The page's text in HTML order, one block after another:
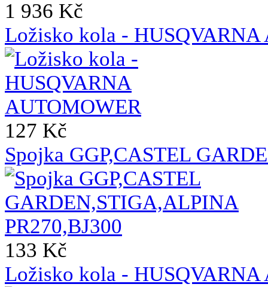
1 936 Kč
Ložisko kola - HUSQVARNA
127 Kč
Spojka GGP,CASTEL
133 Kč
Ložisko kola - HUSQVARNA